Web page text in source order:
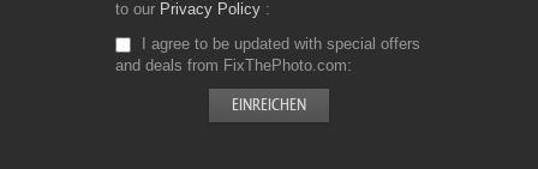
to our Privacy Policy
I agree to be updated with special offers
and deals from FixThePhoto.com